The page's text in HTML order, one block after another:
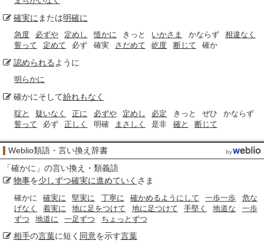
確実に または明確に
急度 必ずや 定めし 慥かに きっと いかさま かならず
相違なく
誓って
定めて 必ず 確実 さだめて 屹度 断じて 確か
認められる ように
明らかに
確かにそして紛れもなく
聢と 疑いなく 正に 必ずや 定めし 必定 きっと ぜひ
かならず
誓って
必ず 正しく 明確 まさしく 是非 確と 断じて
Weblio類語・言い換え辞書
「確かに 」の言い換え・類義語
物事を少しずつ確実に進めていく さま
確かに 確実に 堅実に 丁寧に 確かめるようにして 一歩一歩
危な
げなく
着実に 地に足をつけて 地に足つけて 手堅く 地道な
一歩
ずつ
地道に 一足ずつ ちょっとずつ
相手の言葉に短く 同意を示す言葉